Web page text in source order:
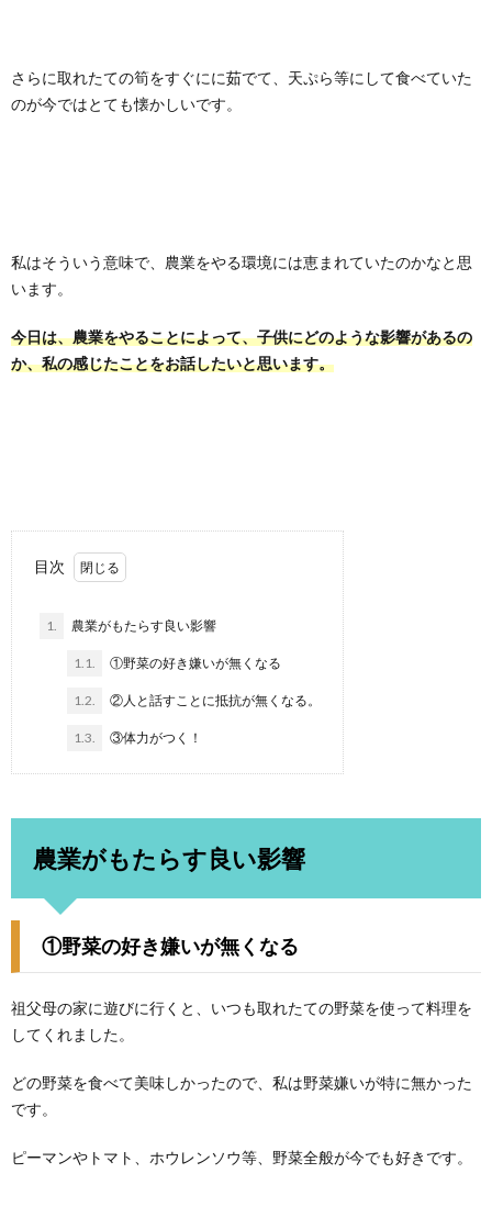
さらに取れたての筍をすぐにに茹でて、天ぷら等にして食べていた
のが今ではとても懐かしいです。
私はそういう意味で、農業をやる環境には恵まれていたのかなと思
います。
今日は、農業をやることによって、子供にどのような影響があるの
か、私の感じたことをお話したいと思います。
目次
1. 農業がもたらす良い影響
1.1. ①野菜の好き嫌いが無くなる
1.2. ②人と話すことに抵抗が無くなる。
1.3. ③体力がつく！
農業がもたらす良い影響
①野菜の好き嫌いが無くなる
祖父母の家に遊びに行くと、いつも取れたての野菜を使って料理を
してくれました。
どの野菜を食べて美味しかったので、私は野菜嫌いが特に無かった
です。
ピーマンやトマト、ホウレンソウ等、野菜全般が今でも好きです。